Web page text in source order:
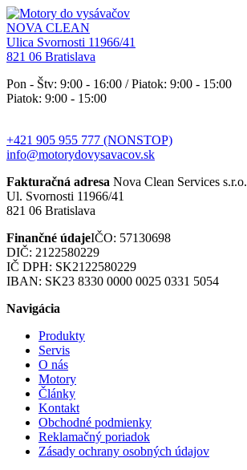
NOVA CLEAN
Ulica Svornosti 11966/41
821 06 Bratislava
Pon - Štv: 9:00 - 16:00 / Piatok: 9:00 - 15:00
Piatok: 9:00 - 15:00
+421 905 955 777 (NONSTOP)
info@motorydovysavacov.sk
Fakturačná adresa Nova Clean Services s.r.o.
Ul. Svornosti 11966/41
821 06 Bratislava
Finančné údajeIČO: 57130698
DIČ: 2122580229
IČ DPH: SK2122580229
IBAN: SK23 8330 0000 0025 0331 5054
Navigácia
Produkty
Servis
O nás
Motory
Články
Kontakt
Obchodné podmienky
Reklamačný poriadok
Zásady ochrany osobných údajov